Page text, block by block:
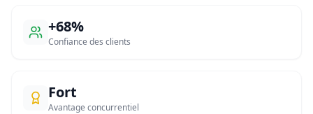
+68%
Confiance des clients
Fort
Avantage concurrentiel